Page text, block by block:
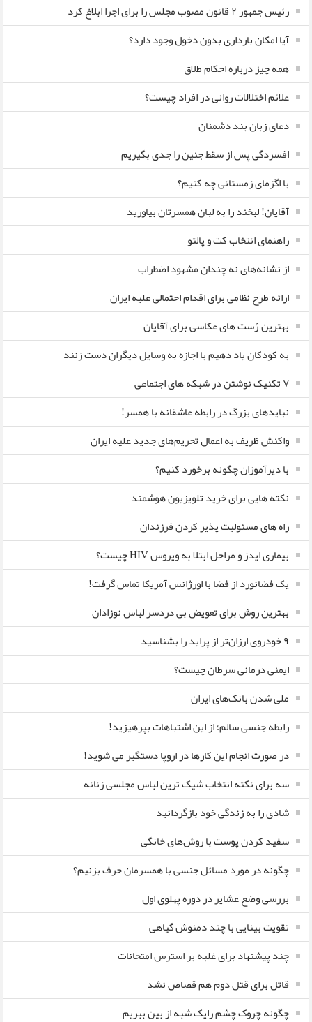
رئیس جمهور ۲ قانون مصوب مجلس را برای اجرا ابلاغ کرد
آیا امکان بارداری بدون دخول وجود دارد؟
همه چیز درباره احکام طلاق
علائم اختلالات روانی در افراد چیست؟
دعای زبان بند دشمنان
افسردگی پس از سقط جنین را جدی بگیریم
با اگزمای زمستانی چه کنیم؟
آقایان! لبخند را به لبان همسرتان بیاورید
راهنمای انتخاب کت و پالتو
از نشانه‌های نه چندان مشهود اضطراب
ارائه طرح نظامی برای اقدام احتمالی علیه ایران
بهترین ژست های عکاسی برای آقایان
به کودکان یاد دهیم با اجازه به وسایل دیگران دست زنند
۷ تکنیک نوشتن در شبکه های اجتماعی
نبایدهای بزرگ در رابطه عاشقانه با همسر!
واکنش ظریف به اعمال تحریم‌های جدید علیه ایران
با دیرآموزان چگونه برخورد کنیم؟
نکته هایی برای خرید تلویزیون هوشمند
راه های مسئولیت پذیر کردن فرزندان
بیماری ایدز و مراحل ابتلا به ویروس HIV چیست؟
یک فضانورد از فضا با اورژانس آمریکا تماس گرفت!
بهترین روش برای تعویض بی دردسر لباس نوزادان
٩ خودروی ارزان‌تر از پراید را بشناسید
ایمنی درمانی سرطان چیست؟
ملی شدن بانک‌های ایران
رابطه جنسی سالم؛ از این اشتباهات بپرهیزید!
در صورت انجام این کارها در اروپا دستگیر می شوید!
سه برای نکته انتخاب شیک ترین لباس مجلسی زنانه
شادی را به زندگی خود بازگردانید
سفید کردن پوست با روش‌های خانگی
چگونه در مورد مسائل جنسی با همسرمان حرف بزنیم؟
بررسی وضع عشایر در دوره پهلوی اول
تقویت بینایی با چند دمنوش گیاهی
چند پیشنهاد برای غلبه بر استرس امتحانات
قاتل برای قتل دوم هم قصاص نشد
چگونه چروک چشم رایک شبه از بین ببریم